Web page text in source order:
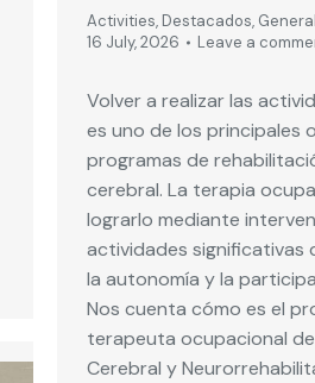
Activities, Destacados, General
16 July, 2026
Leave a
Volver a realizar las
es uno de los principales
programas de
cerebral. La terapia
lograrlo mediante
actividades significativas
la autonomía y la
Nos cuenta cómo es el
terapeuta ocupacional
Cerebral y